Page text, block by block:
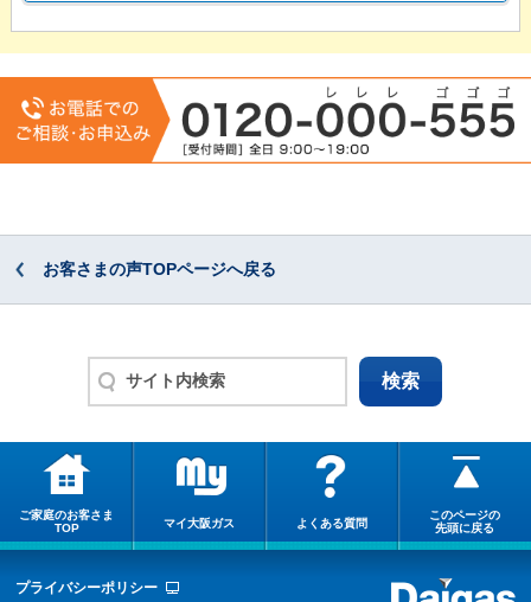
お客さまの声TOPページへ戻る
ご家庭のお客さま
TOP
マイ大阪ガス よくある質問
このページの
先頭に戻る
プライバシーポリシー